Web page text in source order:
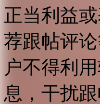
正当利益
荐跟帖评
户不得利
息，干扰